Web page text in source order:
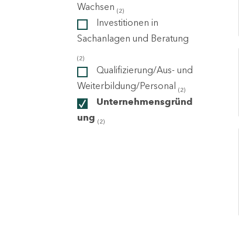
Wachsen (2)
Investitionen in
Sachanlagen und Beratung
(2)
Qualifizierung/Aus- und
Weiterbildung/Personal (2)
Unternehmensgründ
ung (2)